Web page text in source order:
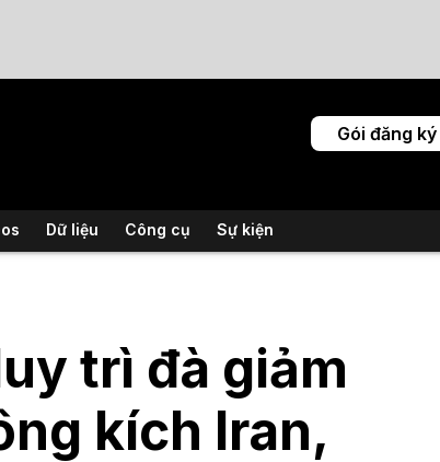
Gói đăng ký
Dữ liệu Công cụ Sự kiện
trì đà giảm
kích Iran,